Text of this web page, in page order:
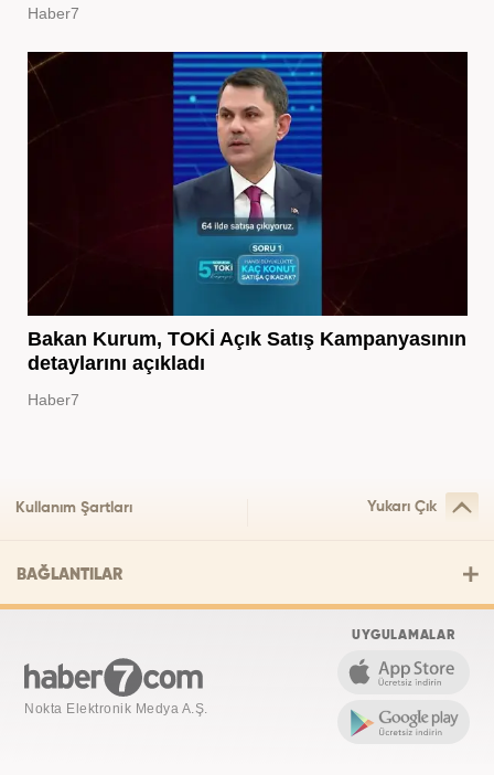
Haber7
Bakan Kurum, TOKİ Açık Satış Kampanyasının
detaylarını açıkladı
Haber7
Kullanım Şartları Yukarı Çık
BAĞLANTILAR
Nokta Elektronik Medya A.Ş.
UYGULAMALAR